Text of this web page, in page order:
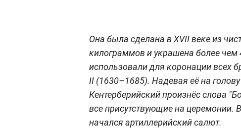
Она была сделана в XVII веке из
килограммов и украшена более
использовали для коронации всех
II (1630–1685). Надевая её на
Кентерберийский произнёс слова
все присутствующие на церемонии.
начался артиллерийский салют.